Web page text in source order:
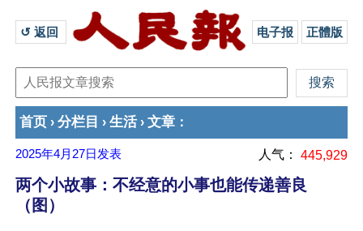
↺ 返回 电子报 正體版
首页 › 分栏目 › 生活 › 文章 ：
2025年4月27日 发表 人气： 445,929
两个小故事：不经意的小事也能传递善良
（图）